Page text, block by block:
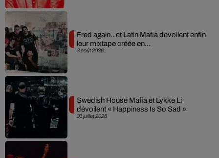
3 août 2026
Fred again.. et Latin Mafia dévoilent enfin
leur mixtape créée en...
31 juillet 2026
Swedish House Mafia et Lykke Li
dévoilent « Happiness Is So Sad »